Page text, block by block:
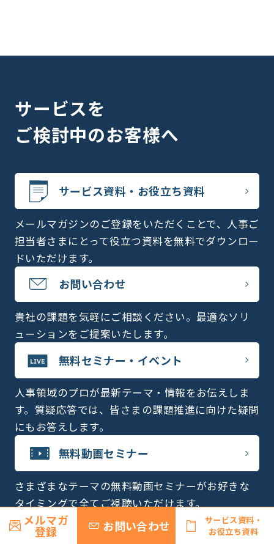
サービスを
ご検討中のお客様へ
サービス資料・お役立ち資料
メールマガジンのご登録をいただくことで、人事ご
担当者さまにとって役立つ資料を無料でダウンロー
ドいただけます。
お問い合わせ
貴社の課題を気軽にご相談ください。最適なソリ
ューションをご提案いたします。
無料セミナー・イベント
人事領域のプロが最新テーマ・情報をお伝えしま
す。質疑応答では、皆さまの課題推進に向けた疑問
にもお答えします。
無料動画セミナー
さまざまなテーマの無料動画セミナーがお好きな
タイミングで全てご視聴いただけます。
メルマガ
登録 お問い合わせ
サービス資料・
お役立ち資料